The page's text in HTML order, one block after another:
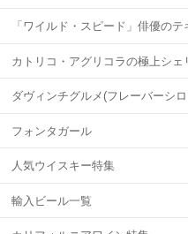
「ワイルド・スピード」俳優のテ
カトリコ・アグリコラの極上シェ
ダヴィンチグルメ(フレーバーシ
フォンタガール
人気ウイスキー特集
輸入ビール一覧